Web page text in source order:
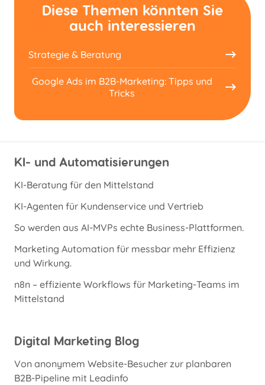
Diese Themen könnten Sie
auch interessieren
Strategie & Beratung
Google Ads im B2B-Marketing: Tipps und
Tricks
KI- und Automatisierungen
KI-Beratung für den Mittelstand
KI-Agenten für Kundenservice und Vertrieb
So werden aus AI-MVPs echte Business-Plattformen.
Marketing Automation für messbar mehr Effizienz
und Wirkung.
n8n – effiziente Workflows für Marketing-Teams im
Mittelstand
Digital Marketing Blog
Von anonymem Website-Besucher zur planbaren
B2B-Pipeline mit Leadinfo